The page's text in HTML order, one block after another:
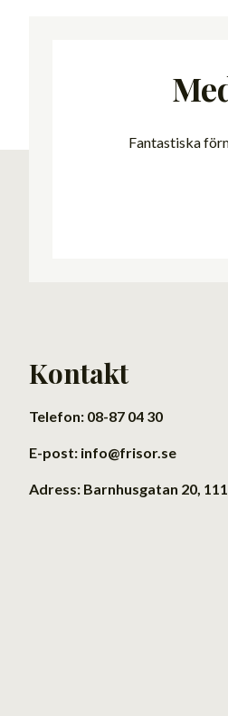
Fantastiska
Kontakt
Telefon: 08-87 04 30
E-post: info@frisor.se
Adress: Barnhusgatan 20,